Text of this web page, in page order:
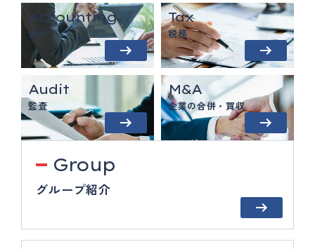
Accounting
会計
Tax
税務
Audit
監査
M&A
企業の合併・買収
Group
グループ紹介